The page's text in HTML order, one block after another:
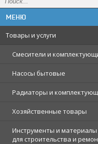
Товары и услуги
Смесители и
Насосы бытовые
Радиаторы и
Хозяйственные товары
Инструменты и материалы
для строительства и